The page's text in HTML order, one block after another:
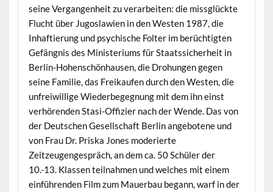
seine Vergangenheit zu verarbeiten: die missglückte
Flucht über Jugoslawien in den Westen 1987, die
Inhaftierung und psychische Folter im berüchtigten
Gefängnis des Ministeriums für Staatssicherheit in
Berlin-Hohenschönhausen, die Drohungen gegen
seine Familie, das Freikaufen durch den Westen, die
unfreiwillige Wiederbegegnung mit dem ihn einst
verhörenden Stasi-Offizier nach der Wende. Das von
der Deutschen Gesellschaft Berlin angebotene und
von Frau Dr. Priska Jones moderierte
Zeitzeugengespräch, an dem ca. 50 Schüler der
10.-13. Klassen teilnahmen und welches mit einem
einführenden Film zum Mauerbau begann, warf in der